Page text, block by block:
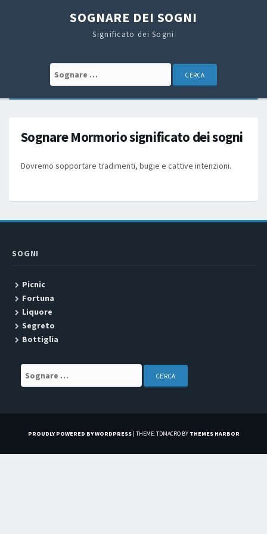
SOGNARE DEI SOGNI
Significato dei Sogni
Search for:
Sognare Mormorio significato dei sogni
Dovremo sopportare tradimenti, bugie e cattive intenzioni.
SOGNI
Picnic
Fortuna
Liquore
Segreto
Bottiglia
Search for:
PROUDLY POWERED BY WORDPRESS | THEME: TDMACRO BY THEMES HARBOR